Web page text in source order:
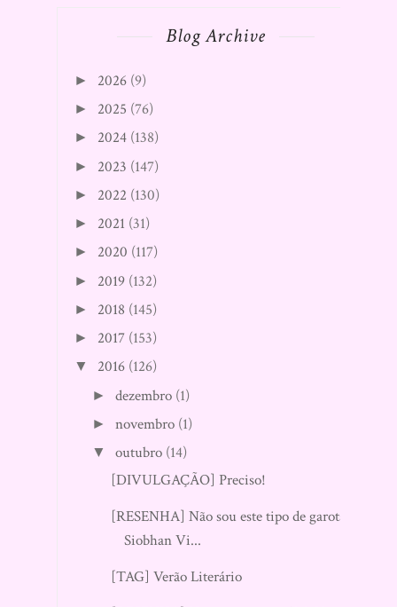
Blog Archive
► 2026 (9)
► 2025 (76)
► 2024 (138)
► 2023 (147)
► 2022 (130)
► 2021 (31)
► 2020 (117)
► 2019 (132)
► 2018 (145)
► 2017 (153)
▼ 2016 (126)
►dezembro (1)
►novembro (1)
▼ outubro (14)
[DIVULGAÇÃO] Preciso!
[RESENHA] Não sou este tipo de garota -
Siobhan Vi...
[TAG] Verão Literário